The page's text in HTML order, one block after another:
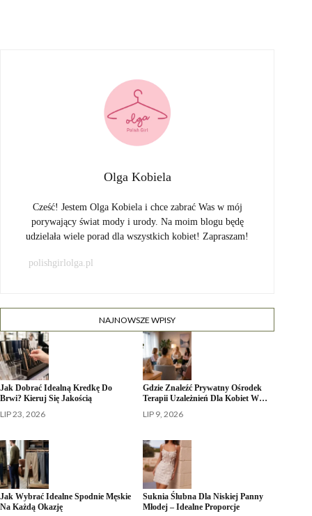
Olga Kobiela
Cześć! Jestem Olga Kobiela i chce zabrać Was w mój
porywający świat mody i urody. Na moim blogu będę
udzielała wiele porad dla wszystkich kobiet! Zapraszam!
polishgirlolga.pl
NAJNOWSZE WPISY
Jak Dobrać Idealną Kredkę Do
Brwi? Kieruj Się Jakością
LIP 23, 2026
Gdzie Znaleźć Prywatny Ośrodek
Terapii Uzależnień Dla Kobiet W…
LIP 9, 2026
Jak Wybrać Idealne Spodnie Męskie
Na Każdą Okazję
Suknia Ślubna Dla Niskiej Panny
Młodej – Idealne Proporcje